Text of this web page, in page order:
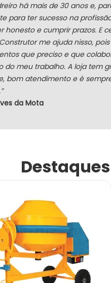
há mais de 30 anos e,
para ter sucesso na
honesto e cumprir prazos. E
me ajuda nisso,
que preciso e que
do meu trabalho. A loja tem
bom atendimento e é
da Mota
Destaques